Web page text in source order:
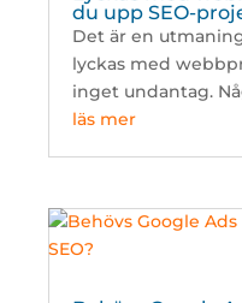
du upp SEO-
Det är en
lyckas med
inget undantag.
läs mer